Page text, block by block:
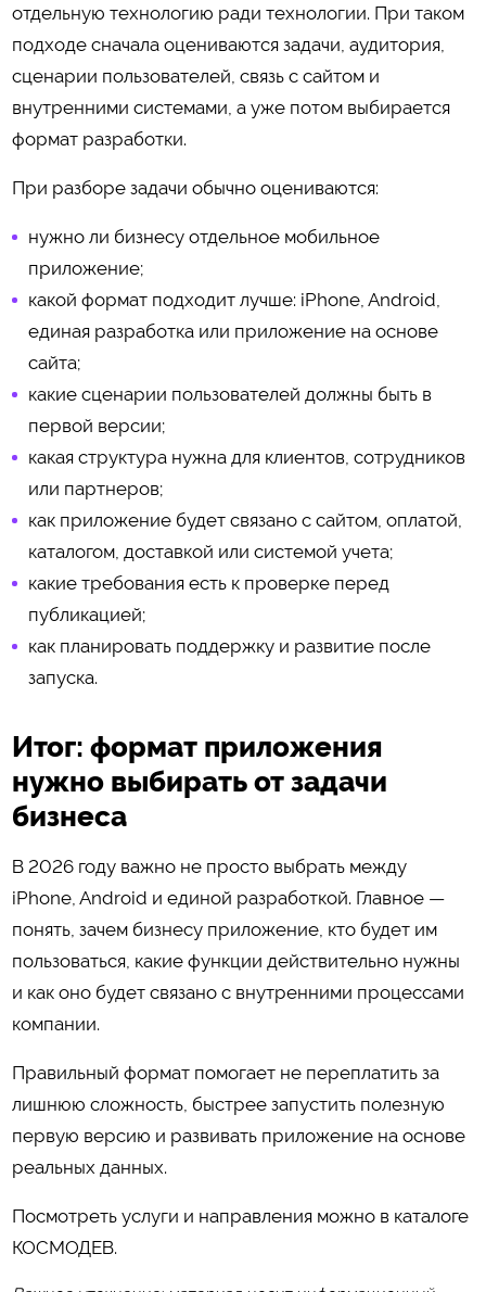
отдельную технологию ради технологии. При таком
подходе сначала оцениваются задачи, аудитория,
сценарии пользователей, связь с сайтом и
внутренними системами, а уже потом выбирается
формат разработки.
При разборе задачи обычно оцениваются:
нужно ли бизнесу отдельное мобильное
приложение;
какой формат подходит лучше: iPhone, Android,
единая разработка или приложение на основе
сайта;
какие сценарии пользователей должны быть в
первой версии;
какая структура нужна для клиентов, сотрудников
или партнеров;
как приложение будет связано с сайтом, оплатой,
каталогом, доставкой или системой учета;
какие требования есть к проверке перед
публикацией;
как планировать поддержку и развитие после
запуска.
Итог: формат приложения
нужно выбирать от задачи
бизнеса
В 2026 году важно не просто выбрать между
iPhone, Android и единой разработкой. Главное —
понять, зачем бизнесу приложение, кто будет им
пользоваться, какие функции действительно нужны
и как оно будет связано с внутренними процессами
компании.
Правильный формат помогает не переплатить за
лишнюю сложность, быстрее запустить полезную
первую версию и развивать приложение на основе
реальных данных.
Посмотреть услуги и направления можно в каталоге
КОСМОДЕВ.